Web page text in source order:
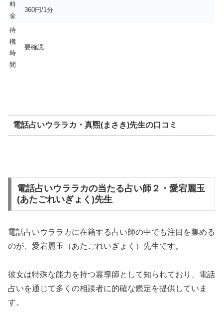
料
金
360円/1分
待
機
時
間
要確認
電話占いウララカ・真煕(まさき)先生の口コミ
電話占いウララカの当たる占い師２・愛宕麗玉
(あたごれいぎょく)先生
電話占いウララカに在籍する占い師の中でも注目を集める
のが、愛宕麗玉（あたごれいぎょく）先生です。
彼女は特殊な能力を持つ霊導師として知られており、電話
占いを通じて多くの相談者に的確な鑑定を提供していま
す。